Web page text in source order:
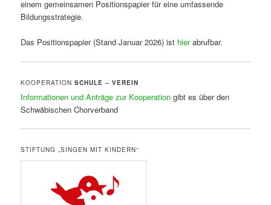
einem gemeinsamen Positionspapier für eine umfassende
Bildungsstrategie.
Das Positionspapier (Stand Januar 2026) ist hierabrufbar.
KOOPERATION SCHULE – VEREIN
Informationen und Anträge zur Kooperation gibt es über den
Schwäbischen Chorverband
STIFTUNG „SINGEN MIT KINDERN“